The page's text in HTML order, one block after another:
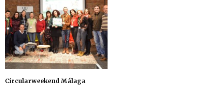
Circularweekend Málaga